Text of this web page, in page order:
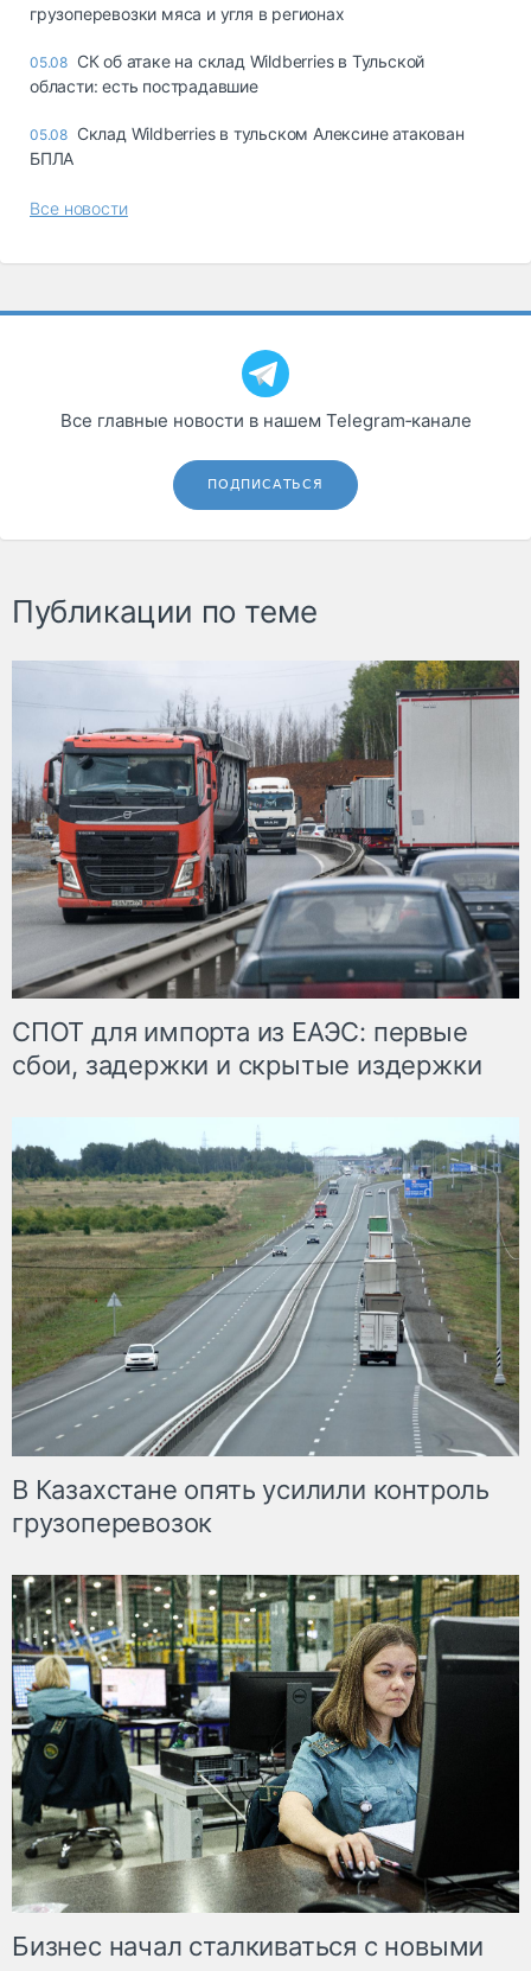
грузоперевозки мяса и угля в регионах
05.08 СК об атаке на склад Wildberries в Тульской
области: есть пострадавшие
05.08 Склад Wildberries в тульском Алексине атакован
БПЛА
Все новости
Все главные новости в нашем Telegram‑канале
ПОДПИСАТЬСЯ
Публикации по теме
СПОТ для импорта из ЕАЭС: первые
сбои, задержки и скрытые издержки
В Казахстане опять усилили контроль
грузоперевозок
Бизнес начал сталкиваться с новыми